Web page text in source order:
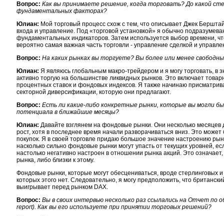
Вопрос: Как вы принимаете решение, когда торговать? До какой
фундаментальных факторах?
Юлиан: Мой торговый процесс схож с тем, что описывает Джек
входа и управление. Под «торговой установкой» я обычно
фундаментальных индикаторов. Затем используется выбор времени,
вероятно самая важная часть торговли - управление сделкой и
Вопрос: На каких рынках вы торгуете? Вы более или менее
Юлиан: Я являюсь глобальным макро-трейдером и я могу торговать, в
активно торгую на большинстве ликвидных рынков. Это включает
процентных ставок и фондовых индексов. Я также начинаю
секторной диверсификации, которую они предлагают.
Вопрос: Есть ли какие-либо конкретные рынки, которые вы могли
потенциала в ближайшие месяцы?
Юлиан: Давайте взглянем на фондовые рынки. Они несколько месяцев
рост, хотя в последнее время начали разворачиваться вниз. Это
покупок. Я в своей торговле придаю большое значение настроению
насколько сильно фондовые рынки могут упасть от текущих уровней,
настолько негативно настроен в отношении рынка акций. Это
рынка, либо близки к этому.
Фондовые рынки, которые могут обесцениваться, вроде стерлинговых
которых этого нет. Следовательно, я могу предположить, что
выигрывает перед рынком DAX.
Вопрос: Вы в своих интервью несколько раз ссылались на Отчет по
report). Как вы его используете при принятии торговых решений?